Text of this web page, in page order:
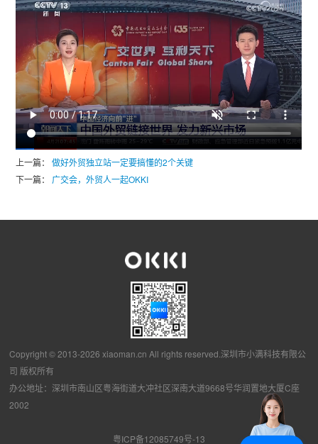
上一篇：做好外贸独立站一定要搞懂的2个关键
下一篇：
广交会，外贸人一起OKKI
Copyright © 2013-2026 xiaoman.cn All rights reserved.深圳市小满科技有限公
司 版权所有
办公地址：深圳市南山区粤海街道大冲社区深南大道9668号华润置地大厦C座
2002
粤ICP备12085749号-13